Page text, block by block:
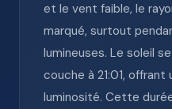
et le vent faible, le
marqué, surtout
lumineuses. Le soleil
couche à 21:01, offrant
luminosité. Cette